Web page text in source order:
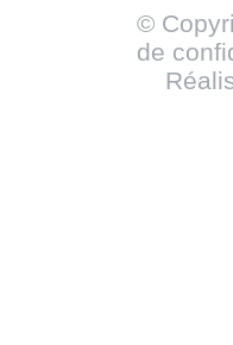
©
de